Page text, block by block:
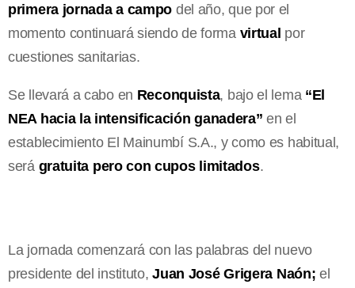
primera jornada a campo del año, que por el
momento continuará siendo de forma virtual por
cuestiones sanitarias.
Se llevará a cabo en Reconquista, bajo el lema “El
NEA hacia la intensificación ganadera” en el
establecimiento El Mainumbí S.A., y como es habitual,
será gratuita pero con cupos limitados.
La jornada comenzará con las palabras del nuevo
presidente del instituto,Juan José Grigera Naón; el